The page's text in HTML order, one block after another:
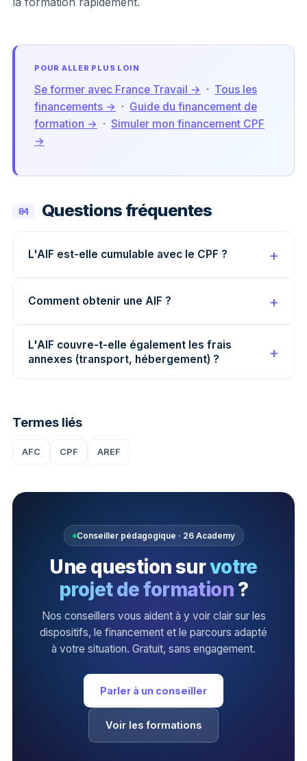
POUR ALLER PLUS LOIN
Se former avec France Travail → · Tous les
financements → · Guide du financement de
formation → · Simuler mon financement CPF
→
04 Questions fréquentes
L'AIF est-elle cumulable avec le CPF ?
Comment obtenir une AIF ?
L'AIF couvre-t-elle également les frais
annexes (transport, hébergement) ?
Termes liés
AFC CPF AREF
Conseiller pédagogique · 26 Academy
Une question survotre
projet de formation ?
Nos conseillers vous aident à y voir clair sur les
dispositifs, le financement et le parcours adapté
à votre situation. Gratuit, sans engagement.
Parler à un conseiller
Voir les formations